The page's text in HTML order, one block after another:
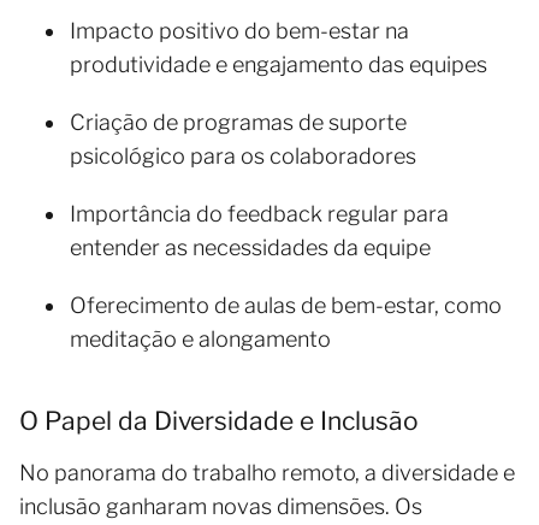
Impacto positivo do bem-estar na
produtividade e engajamento das equipes
Criação de programas de suporte
psicológico para os colaboradores
Importância do feedback regular para
entender as necessidades da equipe
Oferecimento de aulas de bem-estar, como
meditação e alongamento
O Papel da Diversidade e Inclusão
No panorama do trabalho remoto, a diversidade e
inclusão ganharam novas dimensões. Os